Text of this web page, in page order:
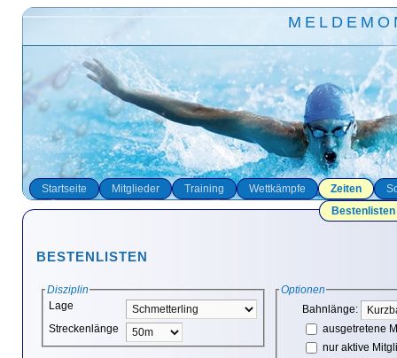
Startseite Mitglieder Training Wettkämpfe
Zeiten
Bestenlisten
BESTENLISTEN
Disziplin
Lage
Streckenlänge
Optionen
Bahnlänge:
ausgetretene
nur aktive